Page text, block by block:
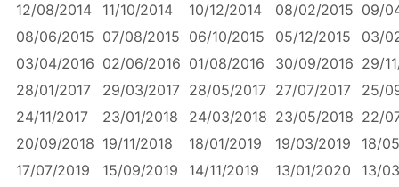
12/08/2014
11/10/2014 10/12/2014 08/02/2015 09/
08/06/2015 07/08/2015 06/10/2015 05/12/2015
03/
03/04/2016 02/06/2016 01/08/2016 30/09/2016 29/
28/01/2017
29/03/2017 28/05/2017 27/07/2017
25/
24/11/2017
23/01/2018 24/03/2018 23/05/2018 22/
20/09/2018 19/11/2018 18/01/2019 19/03/2019
18/
17/07/2019
15/09/2019 14/11/2019 13/01/2020
13/